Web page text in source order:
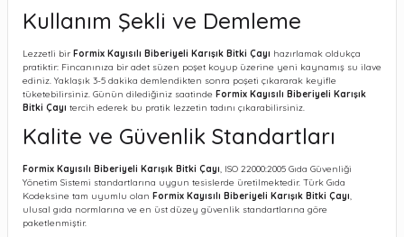
Kullanım Şekli ve Demleme
Lezzetli bir Formix Kayısılı Biberiyeli Karışık Bitki Çayı hazırlamak oldukça
pratiktir: Fincanınıza bir adet süzen poşet koyup üzerine yeni kaynamış su ilave
ediniz. Yaklaşık 3-5 dakika demlendikten sonra poşeti çıkararak keyifle
tüketebilirsiniz. Günün dilediğiniz saatinde Formix Kayısılı Biberiyeli Karışık
Bitki Çayı tercih ederek bu pratik lezzetin tadını çıkarabilirsiniz.
Kalite ve Güvenlik Standartları
Formix Kayısılı Biberiyeli Karışık Bitki Çayı, ISO 22000:2005 Gıda Güvenliği
Yönetim Sistemi standartlarına uygun tesislerde üretilmektedir. Türk Gıda
Kodeksine tam uyumlu olan Formix Kayısılı Biberiyeli Karışık Bitki Çayı,
ulusal gıda normlarına ve en üst düzey güvenlik standartlarına göre
paketlenmiştir.